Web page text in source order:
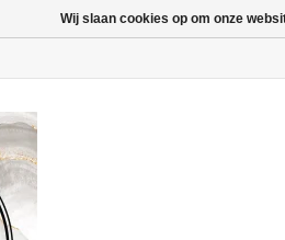
Wij slaan cookies op om onze